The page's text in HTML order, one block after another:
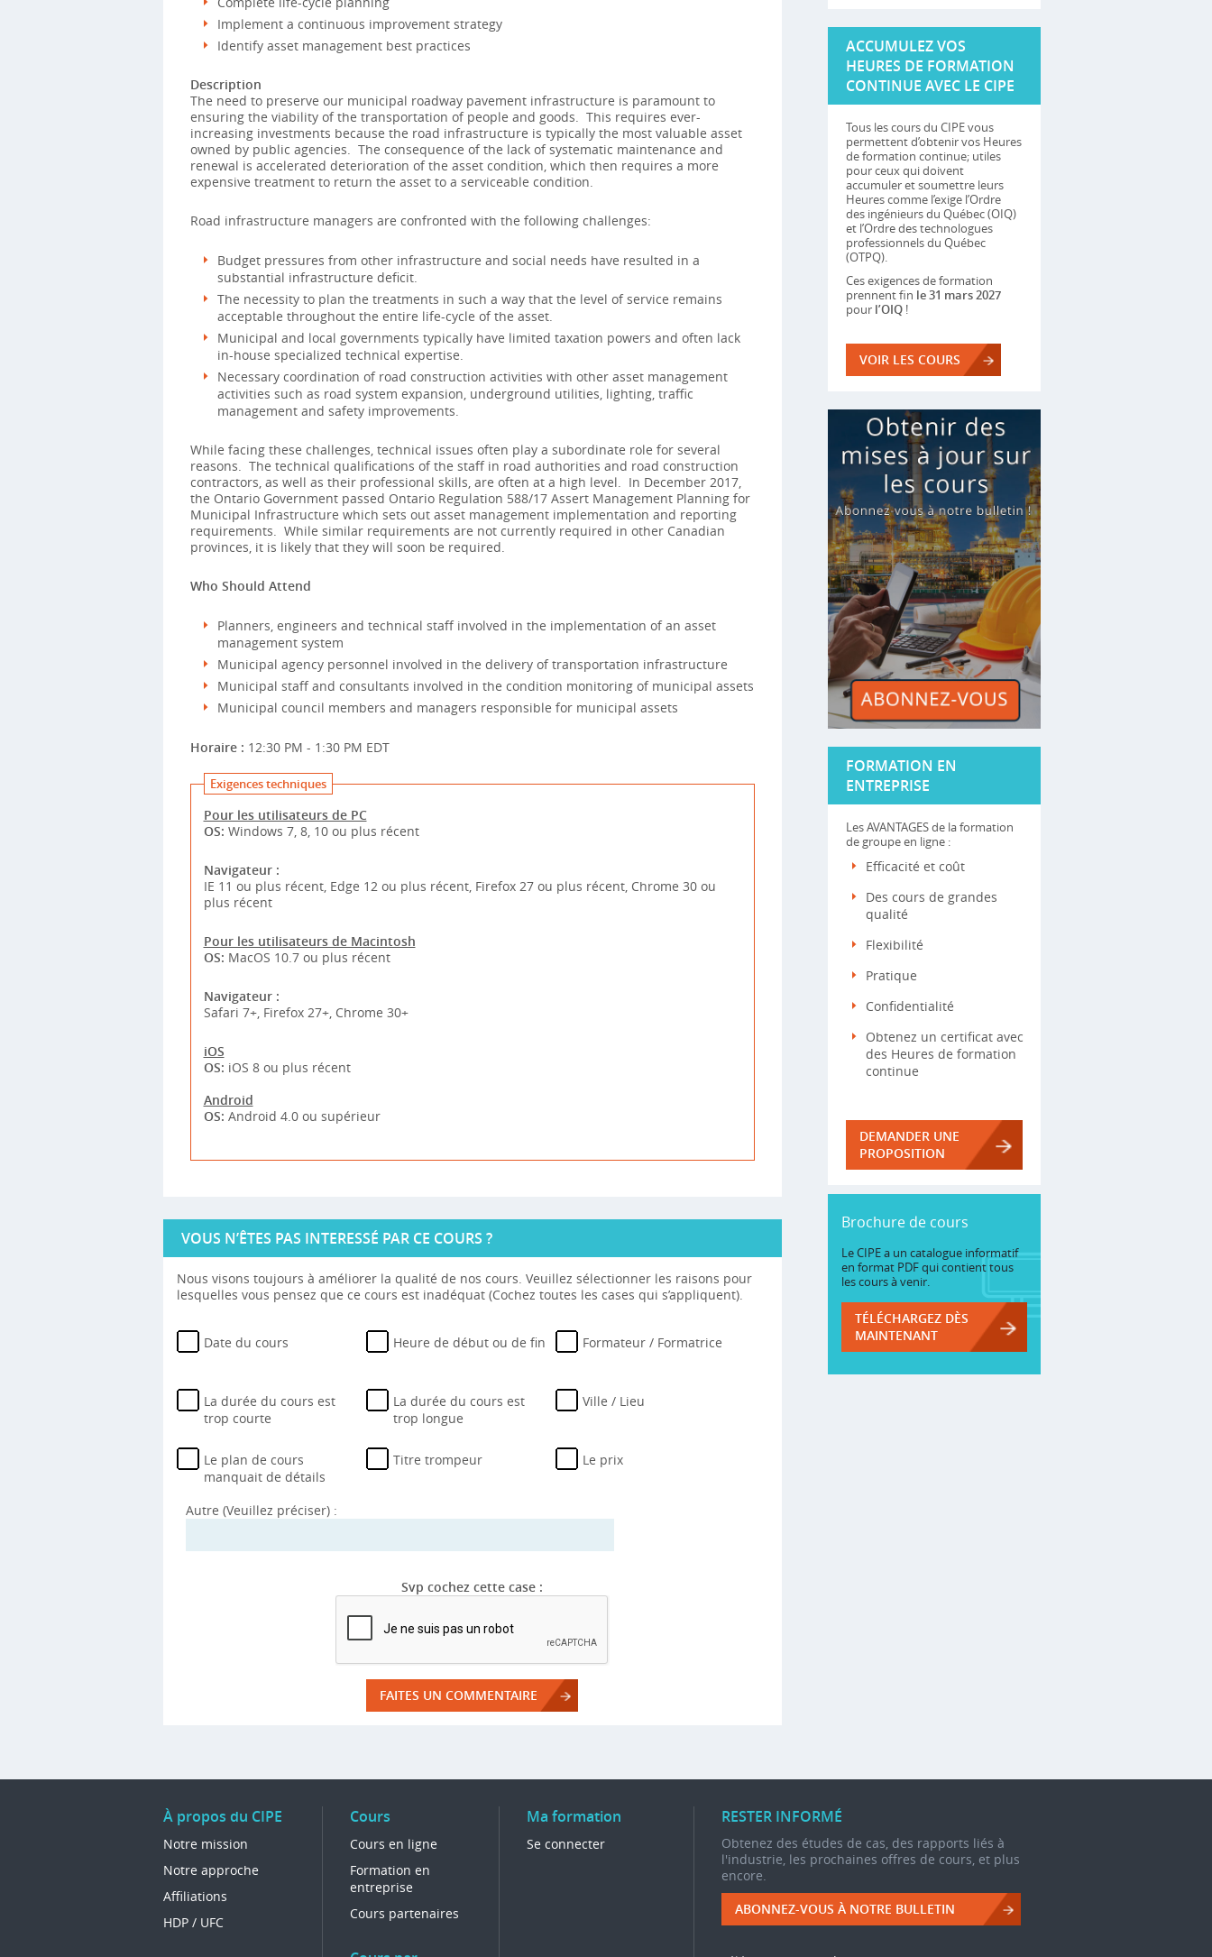
Implement a continuous improvement strategy
Identify asset management best practices
Description
The need to preserve our municipal roadway pavement infrastructure is paramount to
ensuring the viability of the transportation of people and goods. This requires ever-
increasing investments because the road infrastructure is typically the most valuable asset
owned by public agencies. The consequence of the lack of systematic maintenance and
renewal is accelerated deterioration of the asset condition, which then requires a more
expensive treatment to return the asset to a serviceable condition.
Road infrastructure managers are confronted with the following challenges:
Budget pressures from other infrastructure and social needs have resulted in a
substantial infrastructure deficit.
The necessity to plan the treatments in such a way that the level of service remains
acceptable throughout the entire life-cycle of the asset.
Municipal and local governments typically have limited taxation powers and often lack
in-house specialized technical expertise.
Necessary coordination of road construction activities with other asset management
activities such as road system expansion, underground utilities, lighting, traffic
management and safety improvements.
While facing these challenges, technical issues often play a subordinate role for several
reasons. The technical qualifications of the staff in road authorities and road construction
contractors, as well as their professional skills, are often at a high level. In December 2017,
the Ontario Government passed Ontario Regulation 588/17 Assert Management Planning for
Municipal Infrastructure which sets out asset management implementation and reporting
requirements. While similar requirements are not currently required in other Canadian
provinces, it is likely that they will soon be required.
Who Should Attend
Planners, engineers and technical staff involved in the implementation of an asset
management system
Municipal agency personnel involved in the delivery of transportation infrastructure
Municipal staff and consultants involved in the condition monitoring of municipal assets
Municipal council members and managers responsible for municipal assets
Horaire : 12:30 PM - 1:30 PM EDT
Exigences techniques
Pour les utilisateurs de PC
OS: Windows 7, 8, 10 ou plus récent
Navigateur :
IE 11 ou plus récent, Edge 12 ou plus récent, Firefox 27 ou plus récent, Chrome 30 ou
plus récent
Pour les utilisateurs de Macintosh
OS: MacOS 10.7 ou plus récent
Navigateur :
Safari 7+, Firefox 27+, Chrome 30+
iOS
OS: iOS 8 ou plus récent
Android
OS: Android 4.0 ou supérieur
VOUS N’ÊTES PAS INTERESSÉ PAR CE COURS ?
Nous visons toujours à améliorer la qualité de nos cours. Veuillez sélectionner les raisons pour
lesquelles vous pensez que ce cours est inadéquat (Cochez toutes les cases qui s’appliquent).
Date du cours Heure de début ou de fin Formateur / Formatrice
La durée du cours est
trop courte
La durée du cours est
trop longue
Ville / Lieu
Le plan de cours
manquait de détails
Titre trompeur Le prix
Autre (Veuillez préciser) :
Svp cochez cette case :
ACCUMULEZ VOS
HEURES DE FORMATION
CONTINUE AVEC LE CIPE
Tous les cours du CIPE vous
permettent d’obtenir vos Heures
de formation continue; utiles
pour ceux qui doivent
accumuler et soumettre leurs
Heures comme l’exige l’Ordre
des ingénieurs du Québec (OIQ)
et l’Ordre des technologues
professionnels du Québec
(OTPQ).
Ces exigences de formation
prennent fin le 31 mars 2027
pour l’OIQ!
VOIR LES COURS
FORMATION EN
ENTREPRISE
Les AVANTAGES de la formation
de groupe en ligne :
Efficacité et coût
Des cours de grandes
qualité
Flexibilité
Pratique
Confidentialité
Obtenez un certificat avec
des Heures de formation
continue
DEMANDER UNE
PROPOSITION
Brochure de cours
Le CIPE a un catalogue informatif
en format PDF qui contient tous
les cours à venir.
TÉLÉCHARGEZ DÈS
MAINTENANT
À propos du CIPE
Notre mission
Notre approche
Affiliations
HDP / UFC
Cours
Cours en ligne
Formation en
entreprise
Cours partenaires
Ma formation
Se connecter
RESTER INFORMÉ
Obtenez des études de cas, des rapports liés à
l'industrie, les prochaines offres de cours, et plus
encore.
ABONNEZ-VOUS À NOTRE BULLETIN